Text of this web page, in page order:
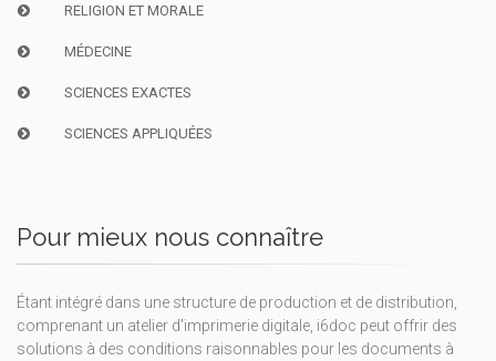
RELIGION ET MORALE
MÉDECINE
SCIENCES EXACTES
SCIENCES APPLIQUÉES
Pour mieux nous connaître
Étant intégré dans une structure de production et de distribution,
comprenant un atelier d'imprimerie digitale, i6doc peut offrir des
solutions à des conditions raisonnables pour les documents à